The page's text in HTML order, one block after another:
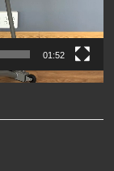
01:52